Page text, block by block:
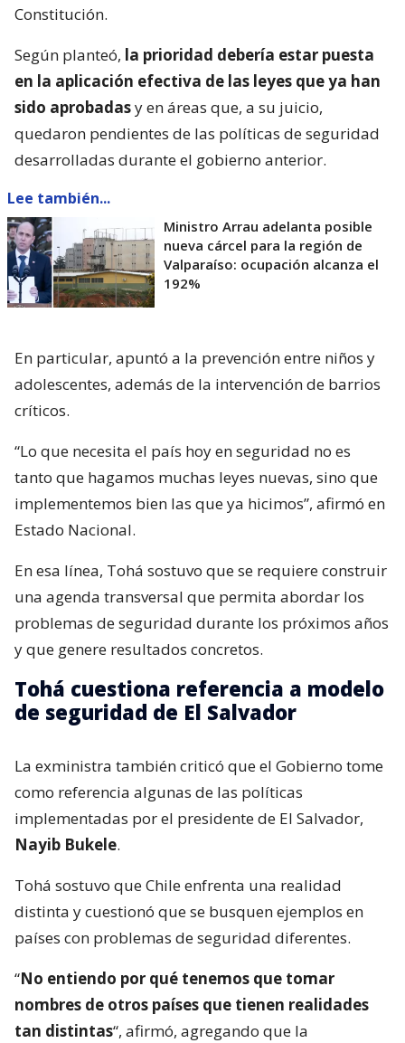
Constitución.
Según planteó, la prioridad debería estar puesta
en la aplicación efectiva de las leyes que ya han
sido aprobadasy en áreas que, a su juicio,
quedaron pendientes de las políticas de seguridad
desarrolladas durante el gobierno anterior.
Lee también...
Ministro Arrau adelanta posible
nueva cárcel para la región de
Valparaíso: ocupación alcanza el
192%
En particular, apuntó a la prevención entre niños y
adolescentes, además de la intervención de barrios
críticos.
“Lo que necesita el país hoy en seguridad no es
tanto que hagamos muchas leyes nuevas, sino que
implementemos bien las que ya hicimos”, afirmó en
Estado Nacional.
En esa línea, Tohá sostuvo que se requiere construir
una agenda transversal que permita abordar los
problemas de seguridad durante los próximos años
y que genere resultados concretos.
Tohá cuestiona referencia a modelo
de seguridad de El Salvador
La exministra también criticó que el Gobierno tome
como referencia algunas de las políticas
implementadas por el presidente de El Salvador,
Nayib Bukele.
Tohá sostuvo que Chile enfrenta una realidad
distinta y cuestionó que se busquen ejemplos en
países con problemas de seguridad diferentes.
“No entiendo por qué tenemos que tomar
nombres de otros países que tienen realidades
tan distintas“, afirmó, agregando que la